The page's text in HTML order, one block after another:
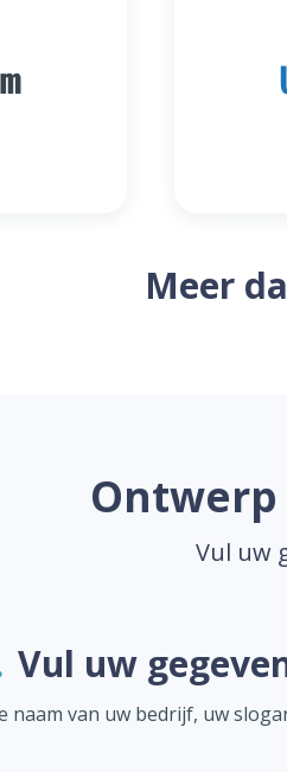
Meer
Ontwerp
Vul uw
Vul uw
naam van uw bedrijf, uw